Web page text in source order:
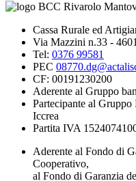
Cassa Rurale ed
Via Mazzini n.33 -
Tel: 0376 99581
PEC
CF: 00191230200
Aderente al Gruppo
Partecipante al
Iccrea
Partita IVA
Aderente al Fondo di
Cooperativo,
al Fondo di Garanzia